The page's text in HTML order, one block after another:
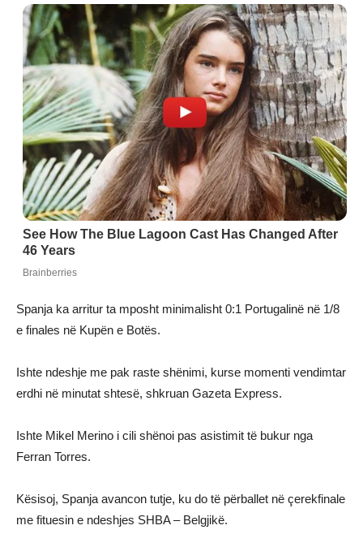
Spanja ka arritur ta mposht minimalisht 0:1 Portugalinë në 1/8
e finales në Kupën e Botës.
Ishte ndeshje me pak raste shënimi, kurse momenti vendimtar
erdhi në minutat shtesë, shkruan Gazeta Express.
Ishte Mikel Merino i cili shënoi pas asistimit të bukur nga
Ferran Torres.
Kësisoj, Spanja avancon tutje, ku do të përballet në çerekfinale
me fituesin e ndeshjes SHBA – Belgjikë.